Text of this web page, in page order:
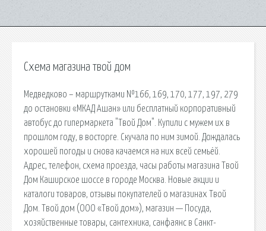
Схема магазина твой дом
Медведково – маршрутками №166, 169, 170, 177, 197, 279
до остановки «МКАД Ашан» или бесплатный корпоративный
автобус до гипермаркета "Твой Дом". Купили с мужем их в
прошлом году, в восторге. Скучала по ним зимой. Дождалась
хорошей погоды и снова качаемся на них всей семьёй.
Адрес, телефон, схема проезда, часы работы магазина Твой
Дом Каширское шоссе в городе Москва. Новые акции и
каталоги товаров, отзывы покупателей о магазинах Твой
Дом. Твой дом (ООО «Твой дом»), магазин — Посуда,
хозяйственные товары, сантехника, санфаянс в Санкт-